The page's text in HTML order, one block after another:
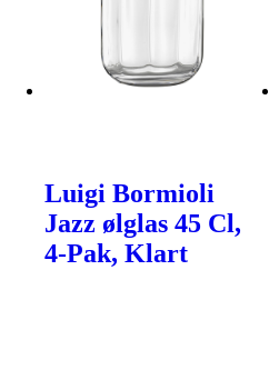
Luigi Bormioli
Jazz ølglas 45 Cl,
4-Pak, Klart